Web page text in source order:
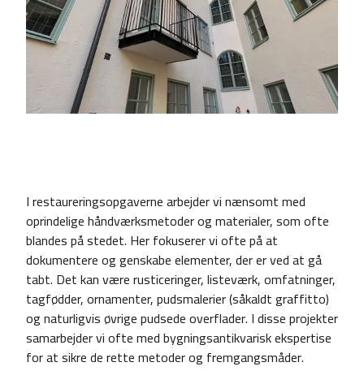
I restaureringsopgaverne arbejder vi nænsomt med
oprindelige håndværksmetoder og materialer, som ofte
blandes på stedet. Her fokuserer vi ofte på at
dokumentere og genskabe elementer, der er ved at gå
tabt. Det kan være rusticeringer, listeværk, omfatninger,
tagfødder, ornamenter, pudsmalerier (såkaldt graffitto)
og naturligvis øvrige pudsede overflader. I disse projekter
samarbejder vi ofte med bygningsantikvarisk ekspertise
for at sikre de rette metoder og fremgangsmåder.